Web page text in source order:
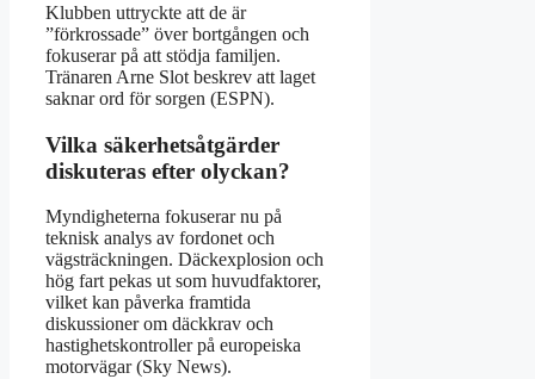
Klubben uttryckte att de är
”förkrossade” över bortgången och
fokuserar på att stödja familjen.
Tränaren Arne Slot beskrev att laget
saknar ord för sorgen (ESPN).
Vilka säkerhetsåtgärder
diskuteras efter olyckan?
Myndigheterna fokuserar nu på
teknisk analys av fordonet och
vägsträckningen. Däckexplosion och
hög fart pekas ut som huvudfaktorer,
vilket kan påverka framtida
diskussioner om däckkrav och
hastighetskontroller på europeiska
motorvägar (Sky News).